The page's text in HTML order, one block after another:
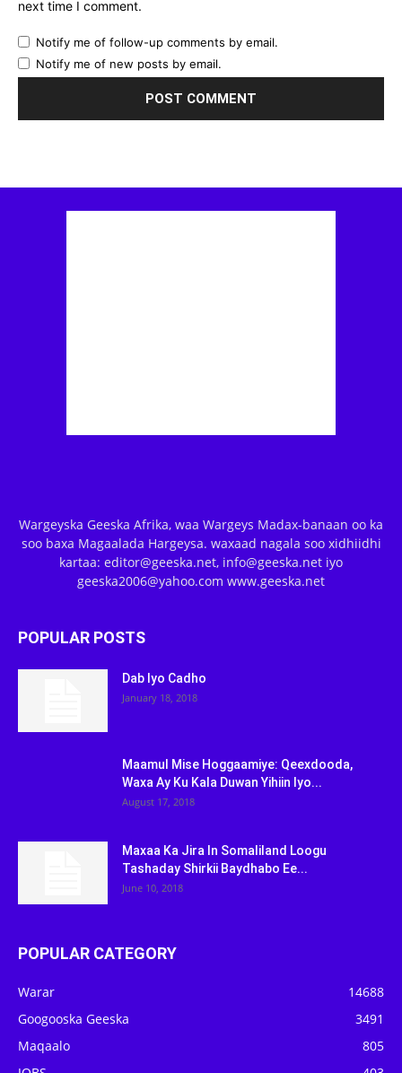
next time I comment.
Notify me of follow-up comments by email.
Notify me of new posts by email.
Wargeyska Geeska Afrika, waa Wargeys Madax-banaan oo ka
soo baxa Magaalada Hargeysa. waxaad nagala soo xidhiidhi
kartaa: editor@geeska.net, info@geeska.net iyo
geeska2006@yahoo.com www.geeska.net
POPULAR POSTS
Dab Iyo Cadho
January 18, 2018
Maamul Mise Hoggaamiye: Qeexdooda,
Waxa Ay Ku Kala Duwan Yihiin Iyo...
August 17, 2018
Maxaa Ka Jira In Somaliland Loogu
Tashaday Shirkii Baydhabo Ee...
June 10, 2018
POPULAR CATEGORY
Warar
14688
Googooska Geeska
3491
Maqaalo
805